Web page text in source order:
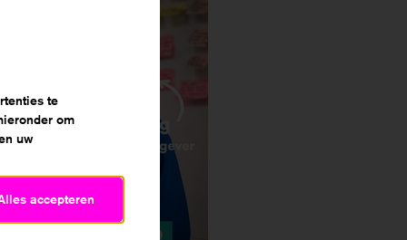
te
om
uw
accepteren